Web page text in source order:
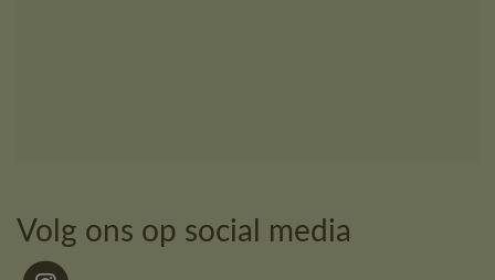
Volg ons op social media